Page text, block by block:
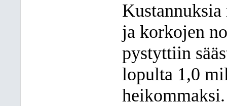
ja korkojen
pystyttiin
lopulta 1,0